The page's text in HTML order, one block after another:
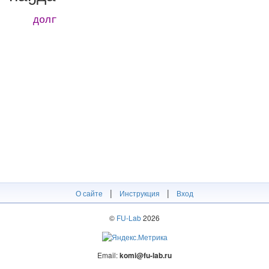
долг
О сайте | Инструкция | Вход
© FU-Lab2026
Email:komi@fu-lab.ru